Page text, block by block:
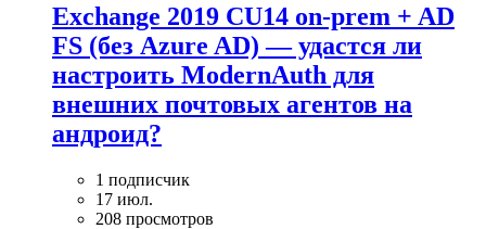
Exchange 2019 CU14 on-prem + AD
FS (без Azure AD) — удаcтся ли
настроить ModernAuth для
внешних почтовых агентов на
андроид?
1 подписчик
17 июл.
208 просмотров